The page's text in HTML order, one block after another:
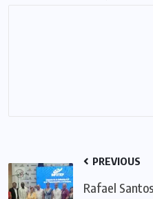
PREVIOUS
Rafael